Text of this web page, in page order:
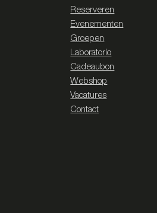
Reserveren
Evenementen
Groepen
Laboratorio
Cadeaubon
Webshop
Vacatures
Contact